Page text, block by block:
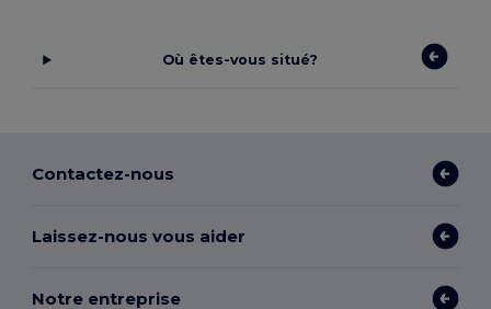
Où êtes-vous situé?
Contactez-nous
Laissez-nous vous aider
Notre entreprise